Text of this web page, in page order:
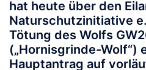
hat heute über den
Naturschutzinitiative
Tötung des Wolfs
(„Hornisgrinde-Wolf“)
Hauptantrag auf